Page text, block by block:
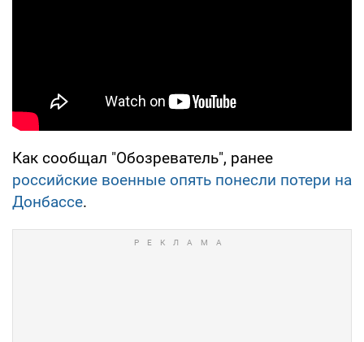
Как сообщал "Обозреватель", ранее
российские военные опять понесли потери на
Донбассе.